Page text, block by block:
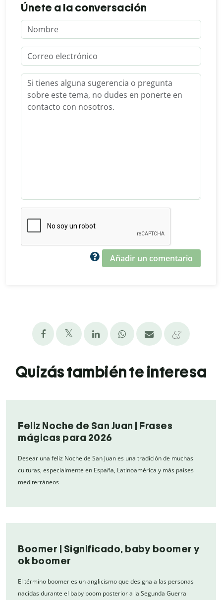
Únete a la conversación
Añadir un comentario
Quizás también te interesa
Feliz Noche de San Juan | Frases
mágicas para 2026
Desear una feliz Noche de San Juan es una tradición de muchas
culturas, especialmente en España, Latinoamérica y más países
mediterráneos
Boomer | Significado, baby boomer y
ok boomer
El término boomer es un anglicismo que designa a las personas
nacidas durante el baby boom posterior a la Segunda Guerra